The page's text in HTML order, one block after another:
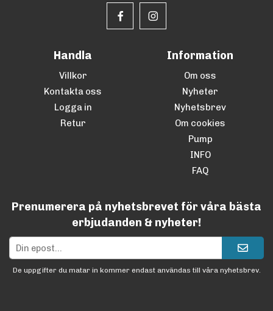
Handla
Villkor
Kontakta oss
Logga in
Retur
Information
Om oss
Nyheter
Nyhetsbrev
Om cookies
Pump
INFO
FAQ
Prenumerera på nyhetsbrevet för våra bästa
erbjudanden & nyheter!
De uppgifter du matar in kommer endast användas till våra nyhetsbrev.